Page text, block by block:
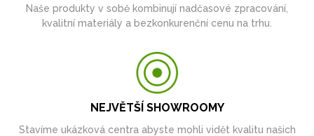
Naše produkty v sobě kombinují nadčasové zpracování,
kvalitní materiály a bezkonkurenční cenu na trhu.
NEJVĚTŠÍ SHOWROOMY
Stavíme ukázková centra abyste mohli vidět kvalitu našich